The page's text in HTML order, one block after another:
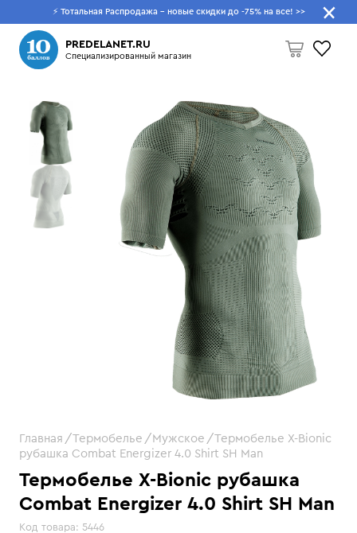
⚡ Тотальная Распродажа - новые скидки до -75% на все! >>
PREDELANET.RU
Специализированный магазин
Пусто
Что будем искать?
Термобелье X-Bionic рубашка
Combat Energizer 4.0 Shirt SH Man
Код товара: 5446
Главная Термобелье Мужское
Термобелье X-Bionic
рубашка Combat Energizer 4.0 Shirt SH Man